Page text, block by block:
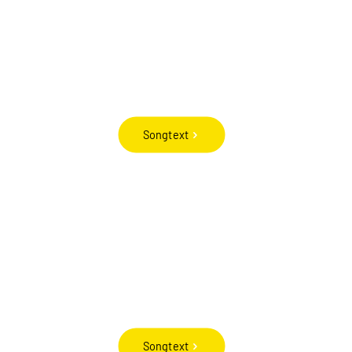
Songtext
Songtext